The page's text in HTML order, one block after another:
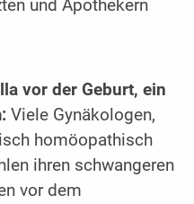
und Apothekern
vor der Geburt, ein
Viele Gynäkologen,
homöopathisch
ihren schwangeren
vor dem